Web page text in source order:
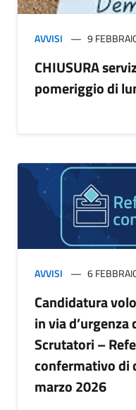
AVVISI 9
CHIUSURA
pomeriggio di
AVVISI 6
Candidatura
in via
Scrutatori –
confermativo di
marzo 2026